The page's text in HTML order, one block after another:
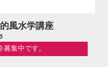
風水学講座
集中です。